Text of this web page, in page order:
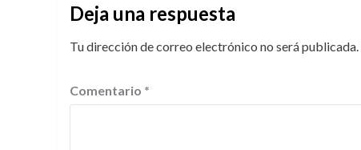
Deja una respuesta
Tu dirección de correo electrónico no será publicada.
Comentario *